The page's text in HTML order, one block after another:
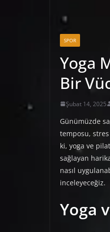
SPOR
Yoga
Bir
Şubat 14, 2025
Günümüzde
temposu,
ki, yoga ve
sağlayan
nasıl
inceleyeceğiz.
Yoga